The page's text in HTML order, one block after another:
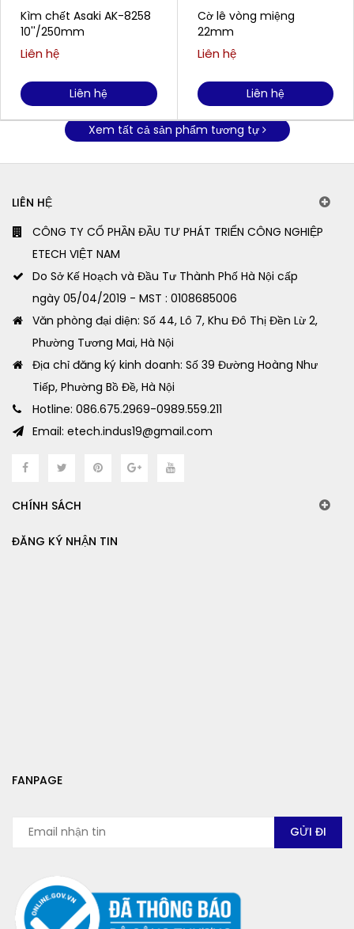
Kìm chết Asaki AK-8258
10''/250mm
Liên hệ
Liên hệ
Cờ lê vòng miệng
22mm
Liên hệ
Liên hệ
Xem tất cả sản phẩm tương tự
LIÊN HỆ
CÔNG TY CỔ PHẦN ĐẦU TƯ PHÁT TRIỂN CÔNG NGHIỆP
ETECH VIỆT NAM
Do Sở Kế Hoạch và Đầu Tư Thành Phố Hà Nội cấp
ngày 05/04/2019 - MST : 0108685006
Văn phòng đại diện: Số 44, Lô 7, Khu Đô Thị Đền Lừ 2,
Phường Tương Mai, Hà Nội
Địa chỉ đăng ký kinh doanh: Số 39 Đường Hoàng Như
Tiếp, Phường Bồ Đề, Hà Nội
Hotline: 086.675.2969-0989.559.211
Email: etech.indus19@gmail.com
CHÍNH SÁCH
ĐĂNG KÝ NHẬN TIN
FANPAGE